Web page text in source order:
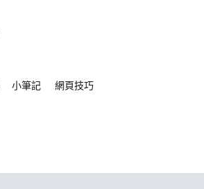
小筆記 網頁技巧